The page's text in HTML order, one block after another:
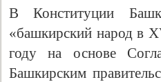
В Конституции
«башкирский народ в
году на основе
Башкирским